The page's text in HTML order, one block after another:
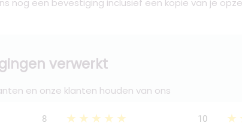
nog een bevestiging inclusief een kopie van je
verwerkt
en onze klanten houden van ons
8 ★★★★★ 10